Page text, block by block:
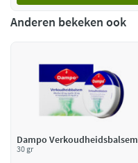
Anderen bekeken ook
Dampo Verkoudheidsbalsem
30 gr